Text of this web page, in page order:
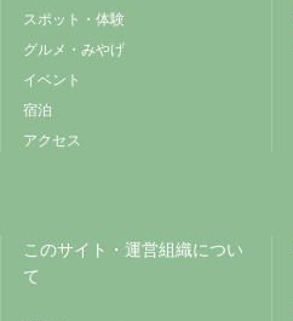
スポット・体験
グルメ・みやげ
イベント
宿泊
アクセス
このサイト・運営組織につい
て